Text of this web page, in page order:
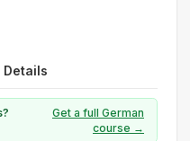
Details
Get a full German
course →